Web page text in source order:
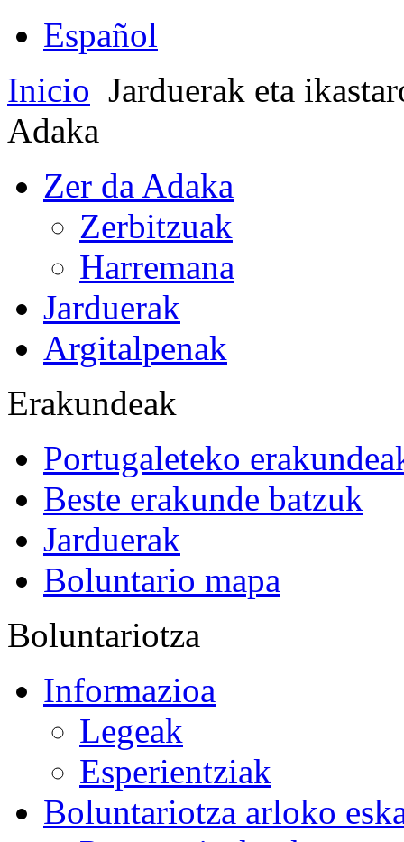
Español
Inicio Jarduerak eta
Adaka
Zer da Adaka
Zerbitzuak
Harremana
Jarduerak
Argitalpenak
Erakundeak
Portugaleteko
Beste erakunde batzuk
Jarduerak
Boluntario mapa
Boluntariotza
Informazioa
Legeak
Esperientziak
Boluntariotza arloko